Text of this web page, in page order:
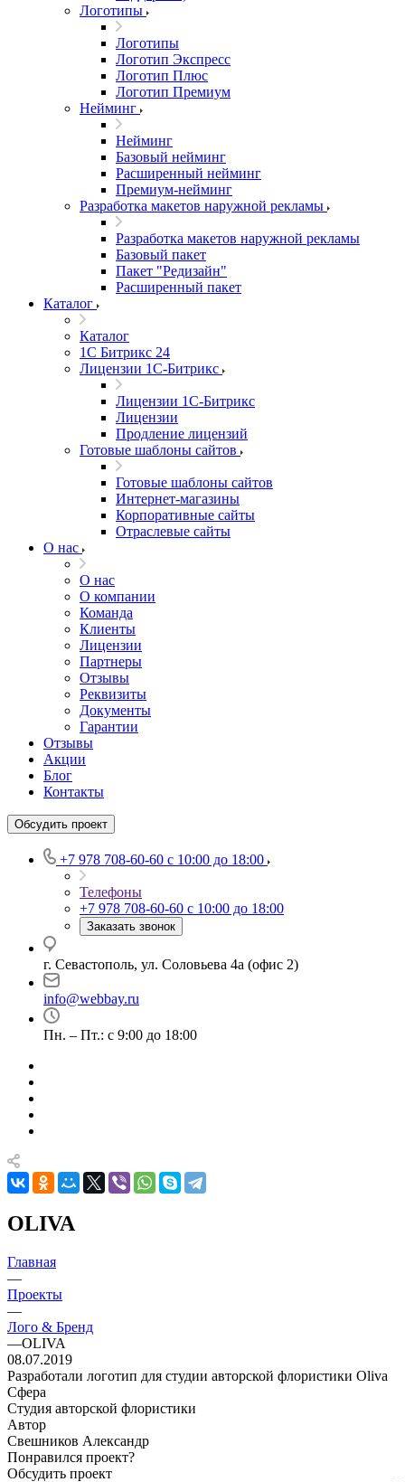
Логотипы
Логотипы
Логотип Экспресс
Логотип Плюс
Логотип Премиум
Нейминг
Нейминг
Базовый нейминг
Расширенный нейминг
Премиум-нейминг
Разработка макетов наружной рекламы
Разработка макетов наружной рекламы
Базовый пакет
Пакет "Редизайн"
Расширенный пакет
Каталог
Каталог
1С Битрикс 24
Лицензии 1С-Битрикс
Лицензии 1С-Битрикс
Лицензии
Продление лицензий
Готовые шаблоны сайтов
Готовые шаблоны сайтов
Интернет-магазины
Корпоративные сайты
Отраслевые сайты
О нас
О нас
О компании
Команда
Клиенты
Лицензии
Партнеры
Отзывы
Реквизиты
Документы
Гарантии
Отзывы
Акции
Блог
Контакты
Обсудить проект
+7 978 708-60-60 c 10:00 до 18:00
Телефоны
+7 978 708-60-60 c 10:00 до 18:00
Заказать звонок
г. Севастополь, ул. Соловьева 4а (офис 2)
info@webbay.ru
Пн. – Пт.: с 9:00 до 18:00
OLIVA
Главная
—
Проекты
—
Лого & Бренд
—OLIVA
08.07.2019
Разработали логотип для студии авторской флористики Oliva
Сфера
Студия авторской флористики
Автор
Свешников Александр
Понравился проект?
Обсудить проект